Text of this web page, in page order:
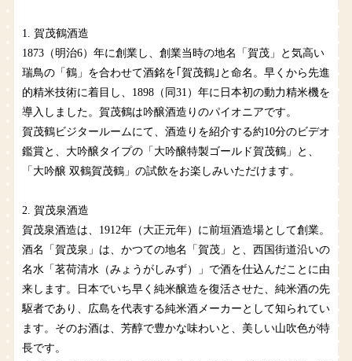
1. 賀茂鶴酒造
1873（明治6）年に創業し、創業当時の地名「賀茂」と気高い
瑞鳥の「鶴」を合わせて酒銘を｢賀茂鶴｣と命名。早くから先進
的精米技術に着目し、1898（同31）年に日本初の動力精米機を
導入しました。賀茂鶴は吟醸酒造りのパイオニアです。
賀茂鶴ビジタールームにて、酒造りを紹介する約10分のビデオ
鑑賞と、大吟醸タイプの「大吟醸特製ゴールド賀茂鶴」と、
「大吟醸 双鶴賀茂鶴」の試飲をお楽しみいただけます。
2. 賀茂泉酒造
賀茂泉酒造は、1912年（大正元年）に前垣酒造場として創業。
酒名「賀茂泉」は、かつての地名「賀茂」と、西国街道沿いの
名水「茗荷清水（みょうがしみず）」で酒を仕込んだことに由
来します。日本でいち早く純米醸造を復活させた、純米酒の先
駆者であり、広島を代表する純米酒メーカーとして知られてい
ます。そのお酒は、芳醇で豊かな味わいと、美しい山吹色が特
長です。